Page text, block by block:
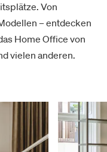
Von
– entdecken
Home Office von
vielen anderen.